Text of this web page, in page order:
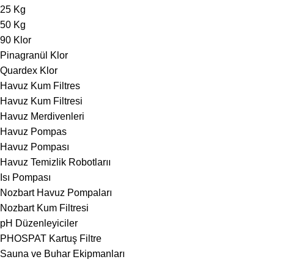
25 Kg
50 Kg
90 Klor
Pinagranül Klor
Quardex Klor
Havuz Kum Filtres
Havuz Kum Filtresi
Havuz Merdivenleri
Havuz Pompas
Havuz Pompası
Havuz Temizlik Robotlarıı
Isı Pompası
Nozbart Havuz Pompaları
Nozbart Kum Filtresi
pH Düzenleyiciler
PHOSPAT Kartuş Filtre
Sauna ve Buhar Ekipmanları